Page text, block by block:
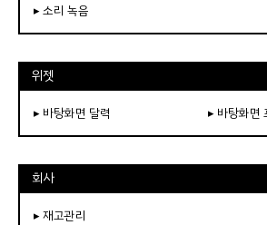
▸ 소리 녹음
위젯
▸ 바탕화면 달력 ▸ 바탕화면
회사
▸ 재고관리